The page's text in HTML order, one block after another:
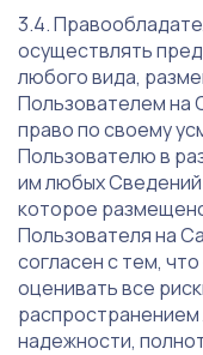
осуществлять
любого вида,
Пользователем на
право по своему
Пользователю в
им любых
которое
Пользователя на
согласен с тем,
оценивать все
надежности,